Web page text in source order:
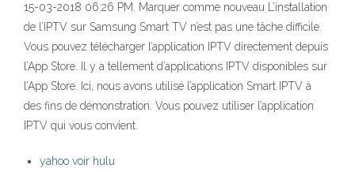
‎15-03-2018 06:26 PM. Marquer comme nouveau L’installation
de l’IPTV sur Samsung Smart TV n’est pas une tâche difficile.
Vous pouvez télécharger l’application IPTV directement depuis
l’App Store. Il y a tellement d’applications IPTV disponibles sur
l’App Store. Ici, nous avons utilisé l’application Smart IPTV à
des fins de démonstration. Vous pouvez utiliser l’application
IPTV qui vous convient.
yahoo voir hulu